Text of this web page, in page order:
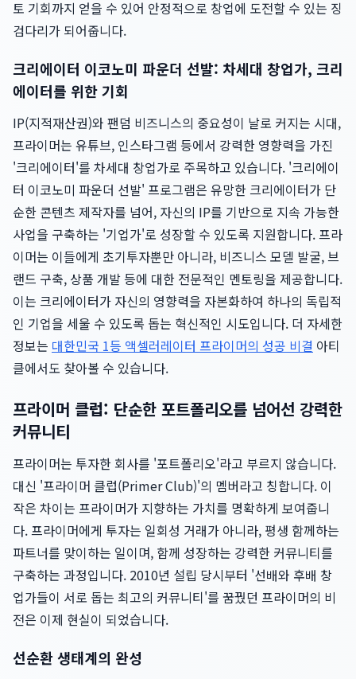
토 기회까지 얻을 수 있어 안정적으로 창업에 도전할 수 있는 징
검다리가 되어줍니다.
크리에이터 이코노미 파운더 선발: 차세대 창업가, 크리
에이터를 위한 기회
IP(지적재산권)와 팬덤 비즈니스의 중요성이 날로 커지는 시대,
프라이머는 유튜브, 인스타그램 등에서 강력한 영향력을 가진
'크리에이터'를 차세대 창업가로 주목하고 있습니다. '크리에이
터 이코노미 파운더 선발' 프로그램은 유망한 크리에이터가 단
순한 콘텐츠 제작자를 넘어, 자신의 IP를 기반으로 지속 가능한
사업을 구축하는 '기업가'로 성장할 수 있도록 지원합니다. 프라
이머는 이들에게 초기투자뿐만 아니라, 비즈니스 모델 발굴, 브
랜드 구축, 상품 개발 등에 대한 전문적인 멘토링을 제공합니다.
이는 크리에이터가 자신의 영향력을 자본화하여 하나의 독립적
인 기업을 세울 수 있도록 돕는 혁신적인 시도입니다. 더 자세한
정보는 대한민국 1등 액셀러레이터 프라이머의 성공 비결 아티
클에서도 찾아볼 수 있습니다.
프라이머 클럽: 단순한 포트폴리오를 넘어선 강력한
커뮤니티
프라이머는 투자한 회사를 '포트폴리오'라고 부르지 않습니다.
대신 '프라이머 클럽(Primer Club)'의 멤버라고 칭합니다. 이
작은 차이는 프라이머가 지향하는 가치를 명확하게 보여줍니
다. 프라이머에게 투자는 일회성 거래가 아니라, 평생 함께하는
파트너를 맞이하는 일이며, 함께 성장하는 강력한 커뮤니티를
구축하는 과정입니다. 2010년 설립 당시부터 '선배와 후배 창
업가들이 서로 돕는 최고의 커뮤니티'를 꿈꿨던 프라이머의 비
전은 이제 현실이 되었습니다.
선순환 생태계의 완성